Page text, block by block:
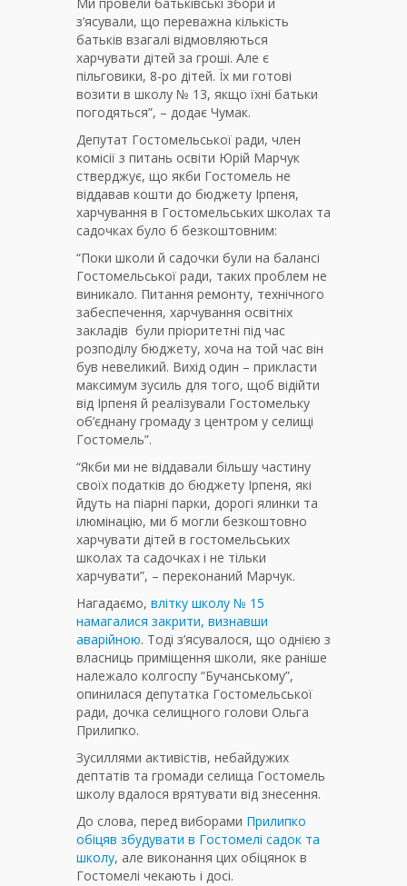
з’ясували, що переважна кількість
батьків взагалі відмовляються
харчувати дітей за гроші. Але є
пільговики, 8-ро дітей. Їх ми готові
возити в школу № 13, якщо їхні батьки
погодяться”, – додає Чумак.
Депутат Гостомельської ради, член
комісії з питань освіти Юрій Марчук
стверджує, що якби Гостомель не
віддавав кошти до бюджету Ірпеня,
харчування в Гостомельських школах та
садочках було б безкоштовним:
“Поки школи й садочки були на балансі
Гостомельської ради, таких проблем не
виникало. Питання ремонту, технічного
забеспечення, харчування освітніх
закладів були пріоритетні під час
розподілу бюджету, хоча на той час він
був невеликий. Вихід один – прикласти
максимум зусиль для того, щоб відійти
від Ірпеня й реалізували Гостомельку
об’єднану громаду з центром у селищі
Гостомель”.
“Якби ми не віддавали більшу частину
своїх податків до бюджету Ірпеня, які
йдуть на піарні парки, дорогі ялинки та
ілюмінацію, ми б могли безкоштовно
харчувати дітей в гостомельських
школах та садочках і не тільки
харчувати”, – переконаний Марчук.
Нагадаємо, влітку школу № 15
намагалися закрити, визнавши
аварійною. Тоді з’ясувалося, що однією з
власниць приміщення школи, яке раніше
належало колгоспу “Бучанському”,
опинилася депутатка Гостомельської
ради, дочка селищного голови Ольга
Прилипко.
Зусиллями активістів, небайдужих
дептатів та громади селища Гостомель
школу вдалося врятувати від знесення.
До слова, перед виборами Прилипко
обіцяв збудувати в Гостомелі садок та
школу, але виконання цих обіцянок в
Гостомелі чекають і досі.